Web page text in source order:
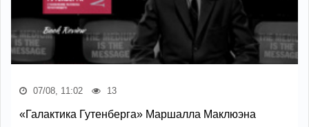
07/08, 11:02 13
«Галактика Гутенберга» Маршалла Маклюэна